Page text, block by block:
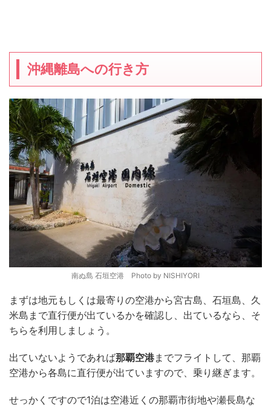
沖縄離島への行き方
南ぬ島 石垣空港 Photo by NISHIYORI
まずは地元もしくは最寄りの空港から宮古島、石垣島、久
米島まで直行便が出ているかを確認し、出ているなら、そ
ちらを利用しましょう。
出ていないようであれば那覇空港までフライトして、那覇
空港から各島に直行便が出ていますので、乗り継ぎます。
せっかくですので1泊は空港近くの那覇市街地や瀬長島な